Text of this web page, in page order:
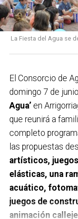
La Fiesta del Agua se
El Consorcio de
domingo 7 de
Agua’en
que reunirá a
completo
las propuestas
artísticos,
elásticas, una
acuático,
juegos de
animación